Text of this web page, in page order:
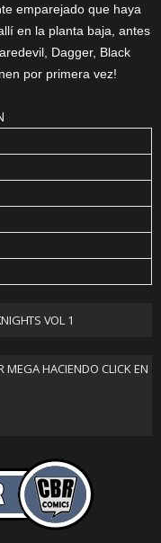
emparejado que haya
en la planta baja, antes
Dagger, Black
por primera vez!
VOL 1
MEGA HACIENDO CLICK EN